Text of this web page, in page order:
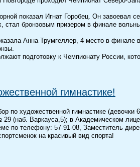
показал Игнат Горобец. Он завоевал
стал бронзовым призером в финале
Анна Трумгеллер, 4 место в финале
подготовку к Чемпионату России,
гимнастике!
художественной гимнастике (девочки
(наб. Варкауса,5); в Академическом
телефону: 57-91-08, Заместитель
на красивый вид спорта!